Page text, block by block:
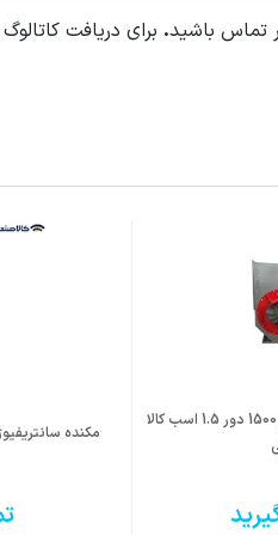
تماس باشید. برای دریافت
مکنده سانتریفیوژ یوتیلیتی 1500 دور 1.5 اسب کالا
مکنده سانتریفیوژ فشار